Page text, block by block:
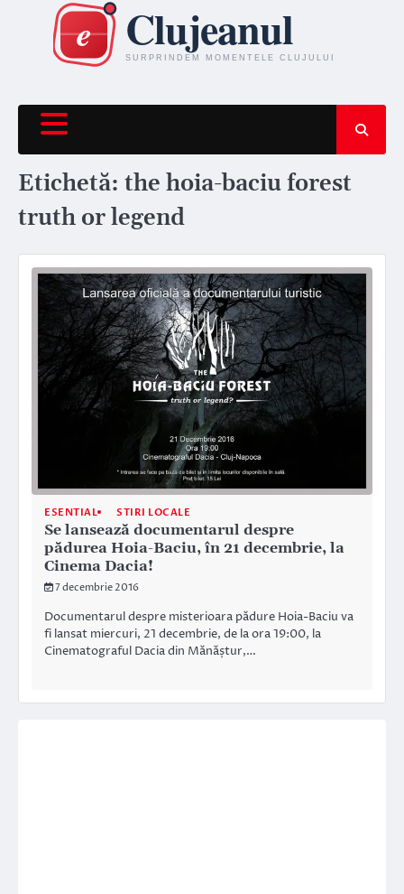
content
Etichetă: the hoia-baciu forest
truth or legend
ESENTIAL STIRI LOCALE
Se lansează documentarul despre
pădurea Hoia-Baciu, în 21 decembrie, la
Cinema Dacia!
7 decembrie 2016
Documentarul despre misterioara pădure Hoia-Baciu va
fi lansat miercuri, 21 decembrie, de la ora 19:00, la
Cinematograful Dacia din Mănăștur,…